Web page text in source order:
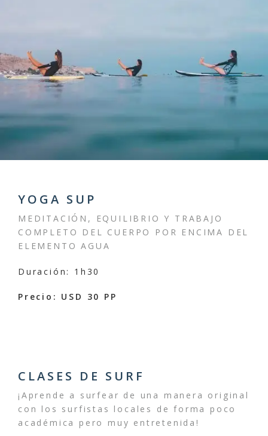
YOGA SUP
MEDITACIÓN, EQUILIBRIO Y TRABAJO
COMPLETO DEL CUERPO POR ENCIMA DEL
ELEMENTO AGUA
Duración: 1h30
Precio: USD 30 PP
CLASES DE SURF
¡Aprende a surfear de una manera original
con los surfistas locales de forma poco
académica pero muy entretenida!